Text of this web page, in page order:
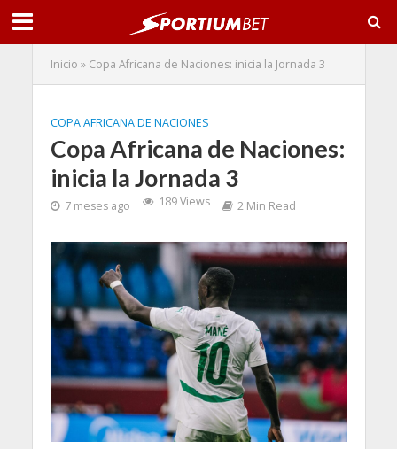
Inicio » Copa Africana de Naciones: inicia la Jornada 3
COPA AFRICANA DE NACIONES
Copa Africana de Naciones:
inicia la Jornada 3
7 meses ago 189 Views 2 Min Read